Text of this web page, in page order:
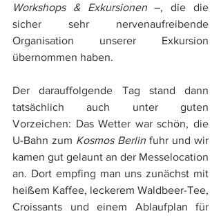
Workshops & Exkursionen –, die die
sicher sehr nervenaufreibende
Organisation unserer Exkursion
übernommen haben.
Der darauffolgende Tag stand dann
tatsächlich auch unter guten
Vorzeichen: Das Wetter war schön, die
U-Bahn zum Kosmos Berlin fuhr und wir
kamen gut gelaunt an der Messelocation
an. Dort empfing man uns zunächst mit
heißem Kaffee, leckerem Waldbeer-Tee,
Croissants und einem Ablaufplan für